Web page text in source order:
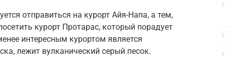
отправиться на курорт Айя-Напа, а тем,
курорт Протарас, который порадует
интересным курортом является
лежит вулканический серый песок.